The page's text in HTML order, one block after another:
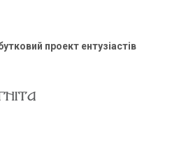
проект ентузіастів